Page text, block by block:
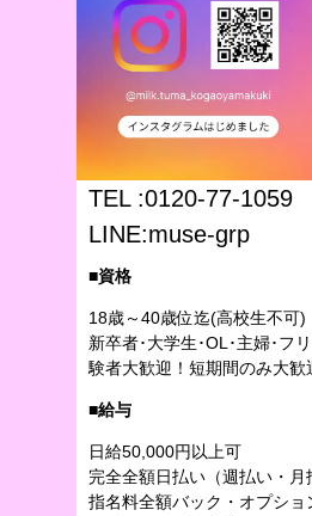
TEL :0120-77-1059
LINE:muse-grp
■資格
18歳～40歳位迄(高校生不可)
新卒者･大学生･OL･主婦･フ
験者大歓迎！短期間のみ大歓
■給与
日給50,000円以上可
完全全額日払い（週払い・月
指名料全額バック・オプショ